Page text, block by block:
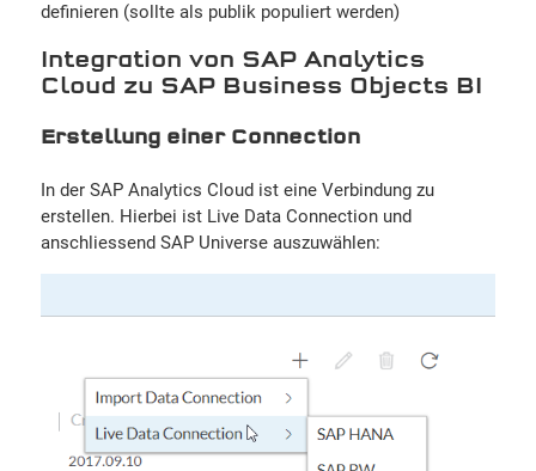
definieren (sollte als publik populiert werden)
Integration von SAP Analytics
Cloud zu SAP Business Objects BI
Erstellung einer Connection
In der SAP Analytics Cloud ist eine Verbindung zu
erstellen. Hierbei ist Live Data Connection und
anschliessend SAP Universe auszuwählen: